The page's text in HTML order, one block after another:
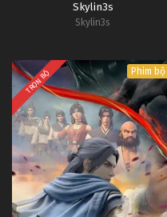
Skylin3s
Skylin3s
TRỌN BỘ Phim bộ